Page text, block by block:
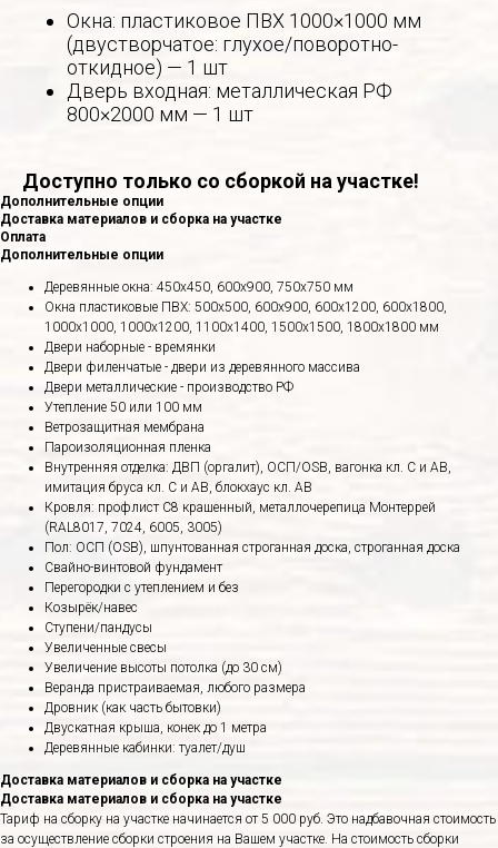
Окна: пластиковое ПВХ 1000×1000 мм
(двустворчатое: глухое/поворотно-
откидное) — 1 шт
Дверь входная: металлическая РФ
800×2000 мм — 1 шт
Доступно только со сборкой на участке!
Дополнительные опции
Доставка материалов и сборка на участке
Оплата
Дополнительные опции
Деревянные окна: 450х450, 600х900, 750х750 мм
Окна пластиковые ПВХ: 500х500, 600х900, 600х1200, 600х1800,
1000х1000, 1000х1200, 1100х1400, 1500х1500, 1800х1800 мм
Двери наборные - времянки
Двери филенчатые - двери из деревянного массива
Двери металлические - производство РФ
Утепление 50 или 100 мм
Ветрозащитная мембрана
Пароизоляционная пленка
Внутренняя отделка: ДВП (оргалит), ОСП/OSB, вагонка кл. С и АВ,
имитация бруса кл. С и АВ, блокхаус кл. АВ
Кровля: профлист С8 крашенный, металлочерепица Монтеррей
(RAL8017, 7024, 6005, 3005)
Пол: ОСП (OSB), шпунтованная строганная доска, строганная доска
Свайно-винтовой фундамент
Перегородки с утеплением и без
Козырёк/навес
Ступени/пандусы
Увеличенные свесы
Увеличение высоты потолка (до 30 см)
Веранда пристраиваемая, любого размера
Дровник (как часть бытовки)
Двускатная крыша, конек до 1 метра
Деревянные кабинки: туалет/душ
Доставка материалов и сборка на участке
Доставка материалов и сборка на участке
Тариф на сборку на участке начинается от 5 000 руб. Это надбавочная стоимость
за осуществление сборки строения на Вашем участке. На стоимость сборки